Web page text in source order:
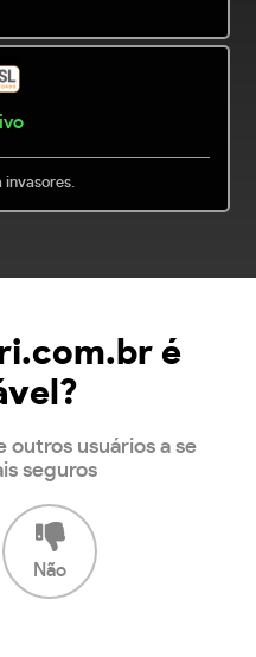
invasores.
é
outros usuários a se
seguros
Não